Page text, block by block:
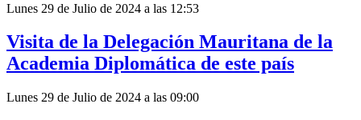
Lunes 29 de Julio de 2024 a las 12:53
Visita de la Delegación Mauritana de la
Academia Diplomática de este país
Lunes 29 de Julio de 2024 a las 09:00